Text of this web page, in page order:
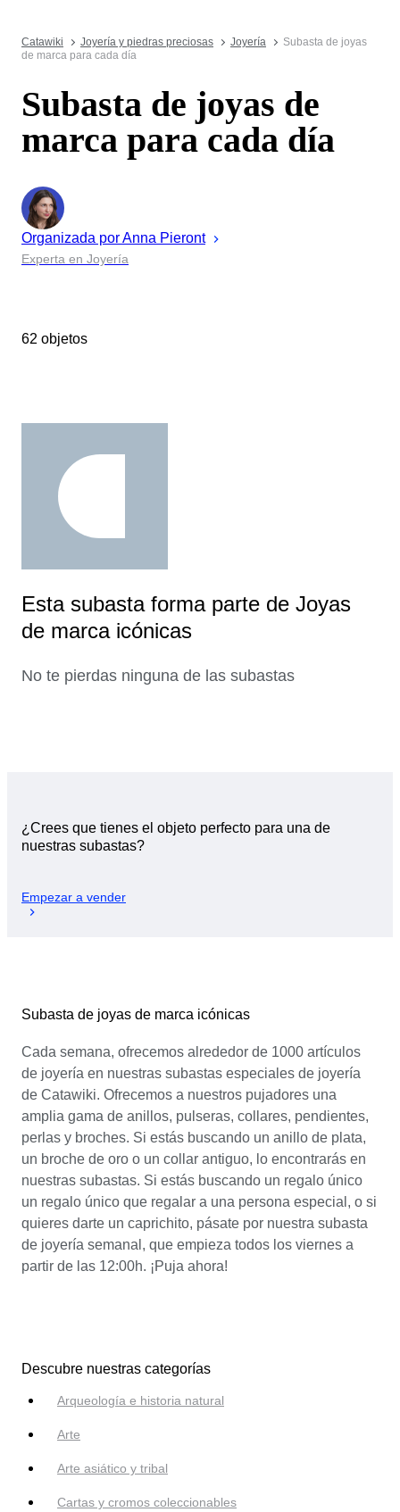
Catawiki Joyería y piedras preciosas Joyería
Subasta de joyas
de marca para cada día
Subasta de joyas de
marca para cada día
Organizada porAnna Pieront
Experta en Joyería
62 objetos
Esta subasta forma parte de Joyas
de marca icónicas
No te pierdas ninguna de las subastas
¿Crees que tienes el objeto perfecto para una de
nuestras subastas?
Empezar a vender
Subasta de joyas de marca icónicas
Cada semana, ofrecemos alrededor de 1000 artículos
de joyería en nuestras subastas especiales de joyería
de Catawiki. Ofrecemos a nuestros pujadores una
amplia gama de anillos, pulseras, collares, pendientes,
perlas y broches. Si estás buscando un anillo de plata,
un broche de oro o un collar antiguo, lo encontrarás en
nuestras subastas. Si estás buscando un regalo único
un regalo único que regalar a una persona especial, o si
quieres darte un caprichito, pásate por nuestra subasta
de joyería semanal, que empieza todos los viernes a
partir de las 12:00h. ¡Puja ahora!
Descubre nuestras categorías
Arqueología e historia natural
Arte
Arte asiático y tribal
Cartas y cromos coleccionables